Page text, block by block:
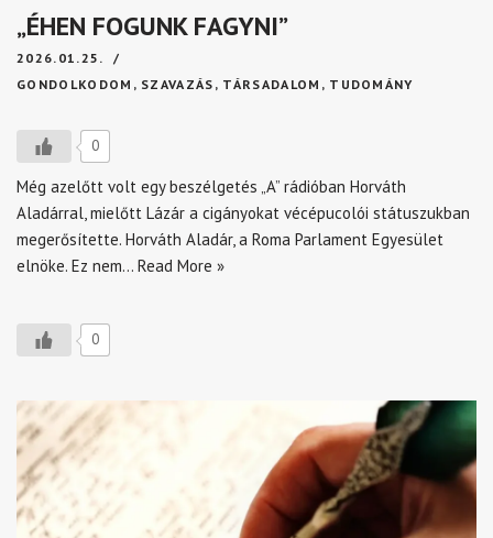
„ÉHEN FOGUNK FAGYNI”
2026.01.25.
GONDOLKODOM , SZAVAZÁS , TÁRSADALOM , TUDOMÁNY
0
Még azelőtt volt egy beszélgetés „A” rádióban Horváth
Aladárral, mielőtt Lázár a cigányokat vécépucolói státuszukban
megerősítette. Horváth Aladár, a Roma Parlament Egyesület
elnöke. Ez nem… Read More »
0